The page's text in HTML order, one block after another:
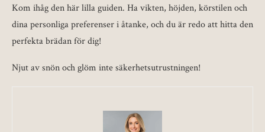
Kom ihåg den här lilla guiden. Ha vikten, höjden, körstilen och
dina personliga preferenser i åtanke, och du är redo att hitta den
perfekta brädan för dig!
Njut av snön och glöm inte säkerhetsutrustningen!